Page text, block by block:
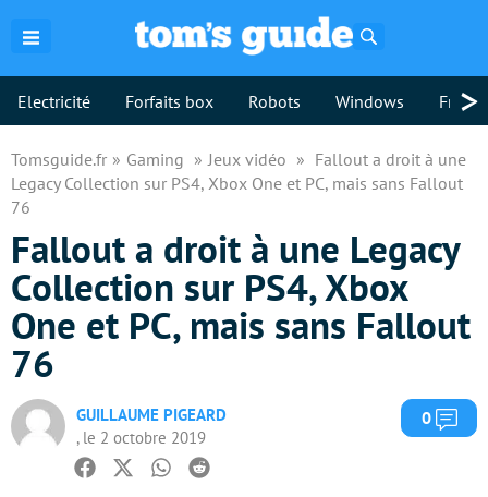
Electricité Forfaits box Robots Windows >
Tomsguide.fr Gaming Jeux vidéo
Fallout a droit à une
Legacy Collection sur PS4, Xbox One et PC, mais sans Fallout
76
Fallout a droit à une Legacy
Collection sur PS4, Xbox
One et PC, mais sans Fallout
76
GUILLAUME PIGEARD
, le 2 octobre 2019
0
Facebook
TwitterWhatsapp
Reddit